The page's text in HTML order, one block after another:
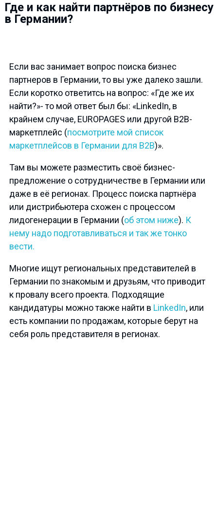
Где и как найти партнёров по бизнесу
в Германии?
Если вас занимает вопрос поиска бизнес
партнеров в Германии, то вы уже далеко зашли.
Если коротко ответитсь на вопрос: «Где же их
найти?»- то мой ответ был бы: «LinkedIn, в
крайнем случае, EUROPAGES или другой В2В-
маркетплейс (посмотрите мой список
маркетплейсов в Германии для В2В)».
Там вы можете разместить своё бизнес-
предложение о сотрудничестве в Германии или
даже в её регионах. Процесс поиска партнёра
или дистрибьютера схожен с процессом
лидогенерации в Германии (об этом ниже). К
нему надо подготавливаться и так же тонко
вести.
Многие ищут региональных представителей в
Германии по знакомым и друзьям, что приводит
к провалу всего проекта. Подходящие
кандидатуры можно также найти в LinkedIn, или
есть компании по продажам, которые берут на
себя роль представителя в регионах.